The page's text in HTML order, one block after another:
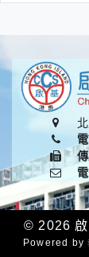
© 2026
Powered by